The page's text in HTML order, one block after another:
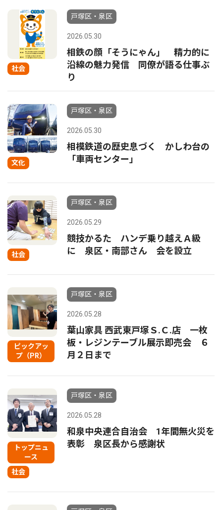
社会
戸塚区・泉区
2026.05.30
相鉄の顔「そうにゃん」 精力的に
沿線の魅力発信 同僚が語る仕事ぶ
り
文化
戸塚区・泉区
2026.05.30
相模鉄道の歴史息づく かしわ台の
「車両センター」
社会
戸塚区・泉区
2026.05.29
競技かるた ハンデ乗り越えＡ級
に 泉区・南部さん 会を設立
ピックアッ
プ（PR）
戸塚区・泉区
2026.05.28
葉山家具 西武東戸塚Ｓ.Ｃ.店 一枚
板・レジンテーブル展示即売会 ６
月２日まで
トップニュ
ース
社会
戸塚区・泉区
2026.05.28
和泉中央連合自治会 1年間無火災を
表彰 泉区長から感謝状